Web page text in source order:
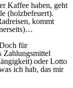
Kaffee haben, geht
(holzbefeuert).
kommt
für
Zahlungsmittel
oder Lotto
ich hab, das mir